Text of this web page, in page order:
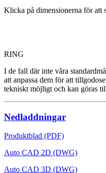
Klicka på dimensionerna för att
RING
I de fall där inte våra
att anpassa dem för att
tekniskt möjligt och kan göras
Nedladdningar
Produktblad (PDF)
Auto CAD 2D (DWG)
Auto CAD 3D (DWG)